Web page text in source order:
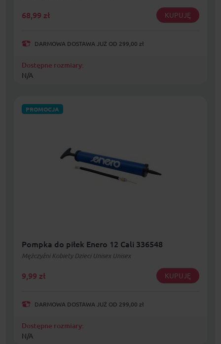
68,99 zł KUPUJĘ
DARMOWA DOSTAWA JUŻ OD 299,00 zł
Dostępne rozmiary:
N/A
PROMOCJA
Pompka do piłek Enero 12 Cali 336548
Mężczyźni Kobiety Dzieci Unisex Unisex
9,99 zł KUPUJĘ
DARMOWA DOSTAWA JUŻ OD 299,00 zł
Dostępne rozmiary:
N/A